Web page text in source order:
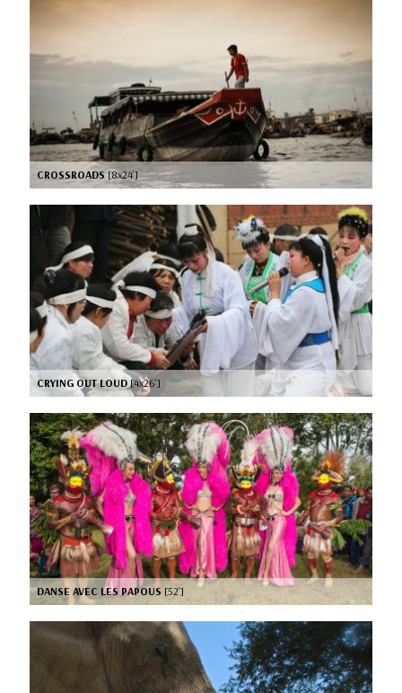
CROSSROADS[8x24’]
CRYING OUT LOUD[4x26’]
DANSE AVEC LES PAPOUS [52’]